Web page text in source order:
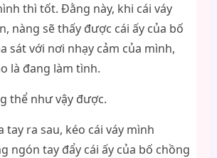
thì tốt. Đằng này, khi cái váy
nàng sẽ thấy được cái ấy của bố
sát với nơi nhạy cảm của mình,
là đang làm tình.
thể như vậy được.
tay ra sau, kéo cái váy mình
ngón tay đẩy cái ấy của bố chồng